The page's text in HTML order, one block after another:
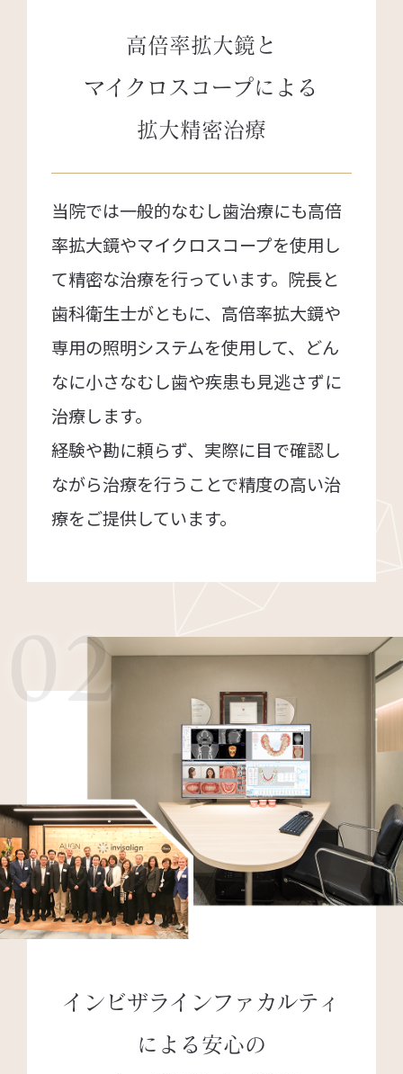
高倍率拡大鏡と
マイクロスコープによる
拡大精密治療
当院では一般的なむし歯治療にも高倍
率拡大鏡やマイクロスコープを使用し
て精密な治療を行っています。院長と
歯科衛生士がともに、高倍率拡大鏡や
専用の照明システムを使用して、どん
なに小さなむし歯や疾患も見逃さずに
治療します。
経験や勘に頼らず、実際に目で確認し
ながら治療を行うことで精度の高い治
療をご提供しています。
02
インビザラインファカルティ
による 安心の